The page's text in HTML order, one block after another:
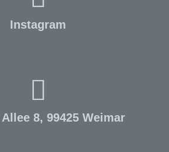
Instagram
8, 99425 Weimar